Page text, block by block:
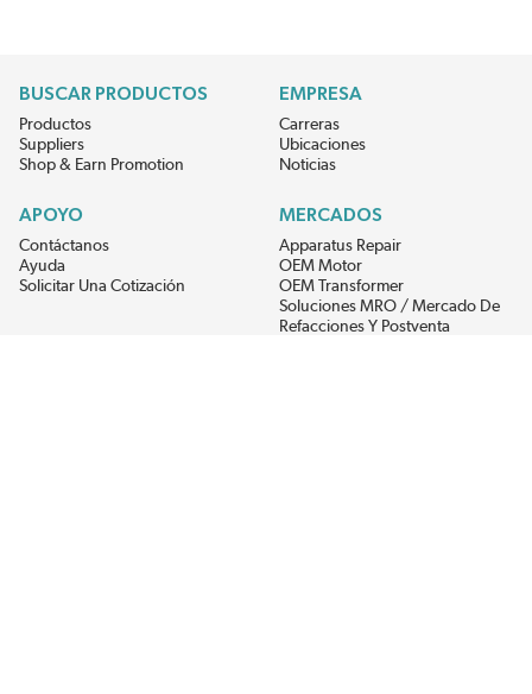
BUSCAR PRODUCTOS
Productos
Suppliers
Shop & Earn Promotion
EMPRESA
Carreras
Ubicaciones
Noticias
APOYO
Contáctanos
Ayuda
Solicitar Una Cotización
MERCADOS
Apparatus Repair
OEM Motor
OEM Transformer
Soluciones MRO / Mercado De
Refacciones Y Postventa